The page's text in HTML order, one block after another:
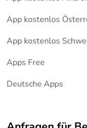
App kostenlos
App kostenlos
Apps Free
Deutsche Apps